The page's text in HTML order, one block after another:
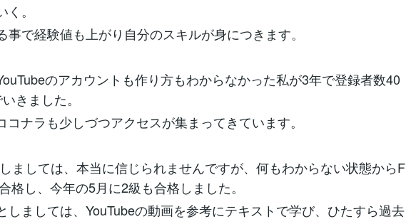
。
事で経験値も上がり自分のスキルが身につきます。
のアカウントも作り方もわからなかった私が3年で登録者数40
きました。
コナラも少しづつアクセスが集まってきています。
ましては、本当に信じられませんですが、何もわからない状態からF
格し、今年の5月に2級も合格しました。
しましては、YouTubeの動画を参考にテキストで学び、ひたすら過去